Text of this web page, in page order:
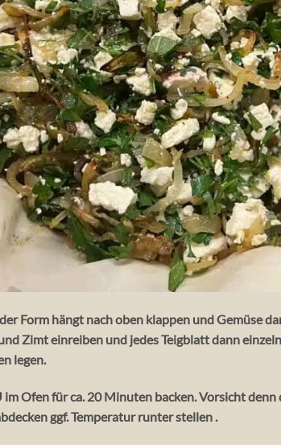
Form hängt nach oben klappen und Gemüse
Zimt einreiben und jedes Teigblatt dann
legen.
im Ofen für ca. 20 Minuten backen. Vorsicht
ggf. Temperatur runter stellen .